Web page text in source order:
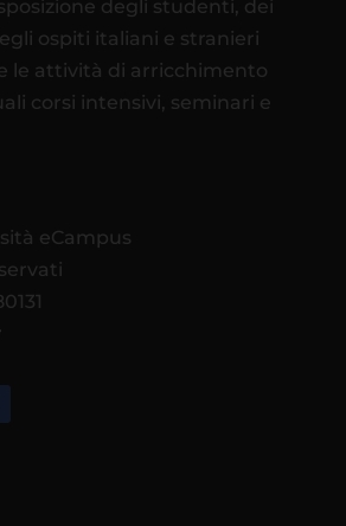
degli studenti, dei
ospiti italiani e stranieri
le attività di arricchimento
corsi intensivi, seminari e
eCampus